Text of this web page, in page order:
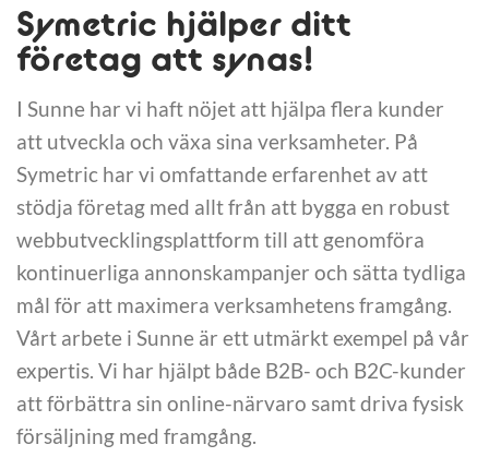
Symetric hjälper ditt
företag att synas!
I Sunne har vi haft nöjet att hjälpa flera kunder
att utveckla och växa sina verksamheter. På
Symetric har vi omfattande erfarenhet av att
stödja företag med allt från att bygga en robust
webbutvecklingsplattform till att genomföra
kontinuerliga annonskampanjer och sätta tydliga
mål för att maximera verksamhetens framgång.
Vårt arbete i Sunne är ett utmärkt exempel på vår
expertis. Vi har hjälpt både B2B- och B2C-kunder
att förbättra sin online-närvaro samt driva fysisk
försäljning med framgång.